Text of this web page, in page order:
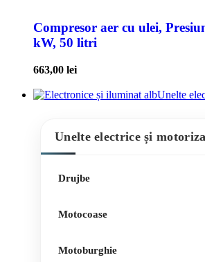
Compresor aer cu ulei,
kW, 50 litri
663,00 lei
Unelte
Unelte electrice și
Drujbe
Motocoase
Motoburghie